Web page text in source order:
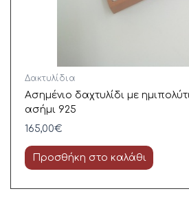
Δακτυλίδια
Ασημένιο δαχτυλίδι με
ασήμι 925
165,00€
Προσθήκη στο καλάθι